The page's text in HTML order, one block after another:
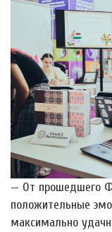
— От прошедшего
положительные
максимально